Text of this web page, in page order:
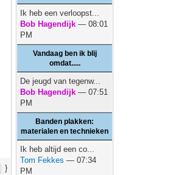
}
Ik heb een verloopst...
Bob Hagendijk — 08:01
PM
Vandaag ben ik blij
omdat.....
De jeugd van tegenw...
Bob Hagendijk — 07:51
PM
Banden plakken:
materialen en technieken
Ik heb altijd een co...
Tom Fekkes — 07:34
PM